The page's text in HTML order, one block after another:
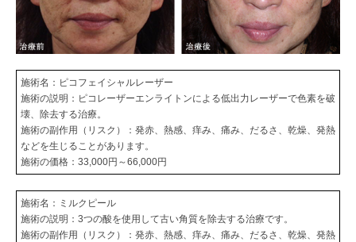
施術名：ピコフェイシャルレーザー
施術の説明：ピコレーザーエンライトンによる低出力レーザーで色素を破
壊、除去する治療。
施術の副作用（リスク）：発赤、熱感、痒み、痛み、だるさ、乾燥、発熱
などを生じることがあります。
施術の価格：33,000円～66,000円
施術名：ミルクピール
施術の説明：3つの酸を使用して古い角質を除去する治療です。
施術の副作用（リスク）：発赤、熱感、痒み、痛み、だるさ、乾燥、発熱